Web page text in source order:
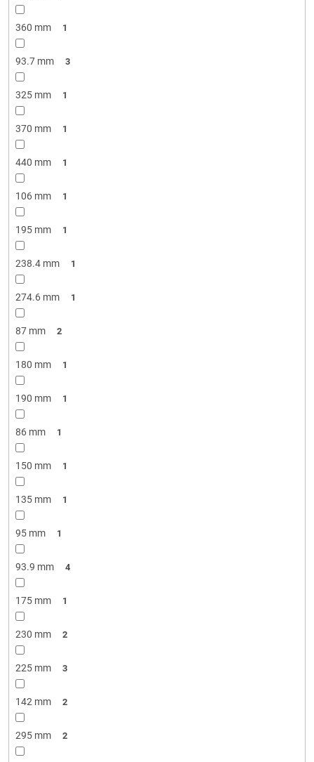
360 mm 1
93.7 mm 3
325 mm 1
370 mm 1
440 mm 1
106 mm 1
195 mm 1
238.4 mm 1
274.6 mm 1
87 mm 2
180 mm 1
190 mm 1
86 mm 1
150 mm 1
135 mm 1
95 mm 1
93.9 mm 4
175 mm 1
230 mm 2
225 mm 3
142 mm 2
295 mm 2